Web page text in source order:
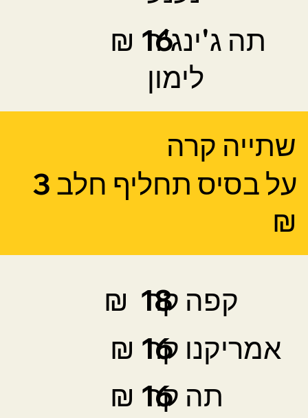
16 ₪
תה ג'ינג'ר
לימון
שתייה קרה
על בסיס תחליף חלב 3
₪
קפה קר
18 ₪
אמריקנו קר
16 ₪
תה קר
16 ₪